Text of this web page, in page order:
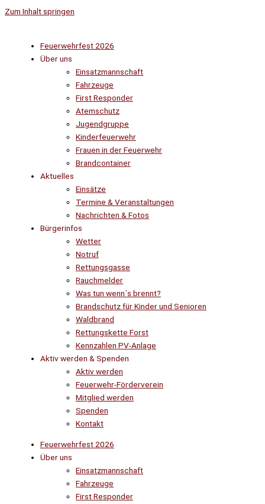
Zum Inhalt springen
Feuerwehrfest 2026
Über uns
Einsatzmannschaft
Fahrzeuge
First Responder
Atemschutz
Jugendgruppe
Kinderfeuerwehr
Frauen in der Feuerwehr
Brandcontainer
Aktuelles
Einsätze
Termine & Veranstaltungen
Nachrichten & Fotos
Bürgerinfos
Wetter
Notruf
Rettungsgasse
Rauchmelder
Was tun wenn´s brennt?
Brandschutz für Kinder und Senioren
Waldbrand
Rettungskette Forst
Kennzahlen PV-Anlage
Aktiv werden & Spenden
Aktiv werden
Feuerwehr-Förderverein
Mitglied werden
Spenden
Kontakt
Feuerwehrfest 2026
Über uns
Einsatzmannschaft
Fahrzeuge
First Responder